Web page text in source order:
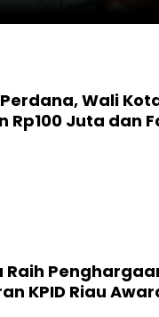
Wali
Rp100 Juta dan
KPID Riau